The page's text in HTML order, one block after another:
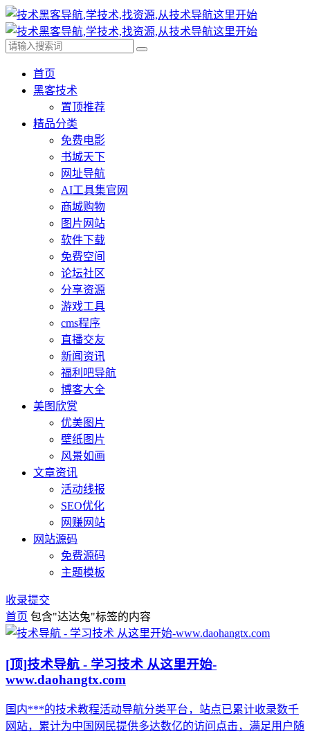
首页
黑客技术
置顶推荐
精品分类
免费电影
书城天下
网址导航
AI工具集官网
商城购物
图片网站
软件下载
免费空间
论坛社区
分享资源
游戏工具
cms程序
直播交友
新闻资讯
福利吧导航
博客大全
美图欣赏
优美图片
壁纸图片
风景如画
文章资讯
活动线报
SEO优化
网赚网站
网站源码
免费源码
主题模板
收录提交
首页 包含"达达兔"标签的内容
[顶]技术导航 - 学习技术 从这里开始-
www.daohangtx.com
国内***的技术教程活动导航分类平台，站点已累计收录数千
网站，累计为中国网民提供多达数亿的访问点击，满足用户随